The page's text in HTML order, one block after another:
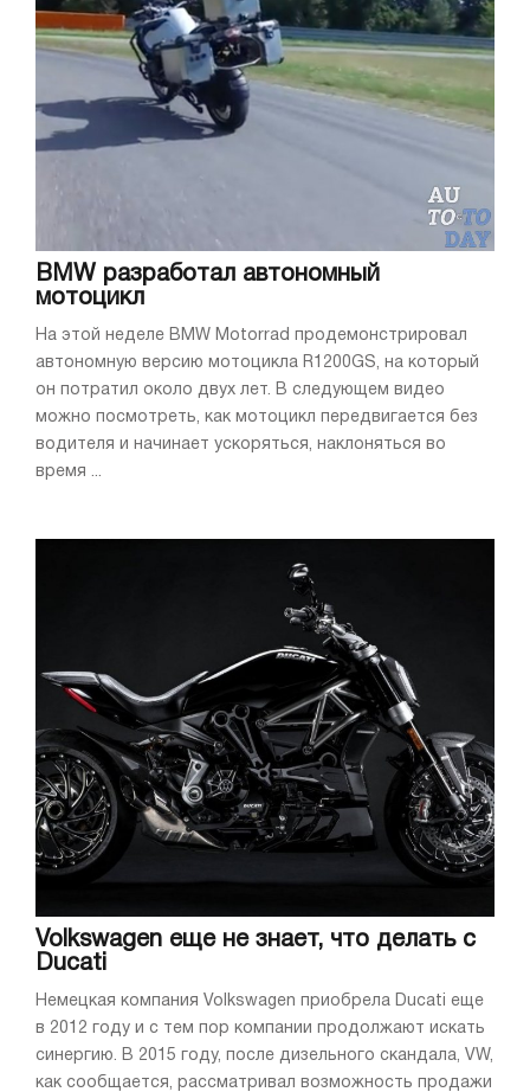
BMW разработал автономный
мотоцикл
На этой неделе BMW Motorrad продемонстрировал
автономную версию мотоцикла R1200GS, на который
он потратил около двух лет. В следующем видео
можно посмотреть, как мотоцикл передвигается без
водителя и начинает ускоряться, наклоняться во
время ...
Volkswagen еще не знает, что делать с
Ducati
Немецкая компания Volkswagen приобрела Ducati еще
в 2012 году и с тем пор компании продолжают искать
синергию. В 2015 году, после дизельного скандала, VW,
как сообщается, рассматривал возможность продажи